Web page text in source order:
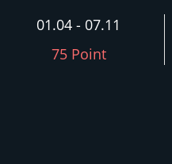
01.04 - 07.11
75 Point